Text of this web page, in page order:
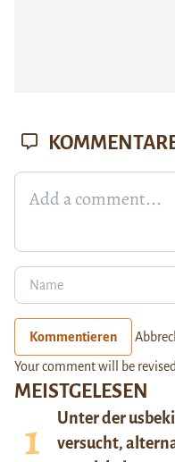
MEISTGELESEN
Unter der
versucht,
Kommentieren
Your comment will be